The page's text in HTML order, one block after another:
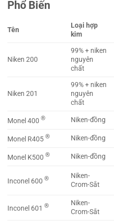
Phổ Biến
Tên
Loại hợp
kim
Niken 200
99% + niken
nguyên
chất
Niken 201
99% + niken
nguyên
chất
Monel 400 ® Niken-đồng
Monel R405 ® Niken-đồng
Monel K500 ® Niken-đồng
Inconel 600 ®
Niken-
Crom-Sắt
Inconel 601 ®
Niken-
Crom-Sắt